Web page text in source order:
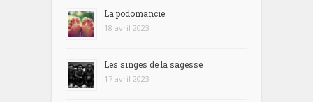
La podomancie
18 avril 2023
Les singes de la sagesse
17 avril 2023